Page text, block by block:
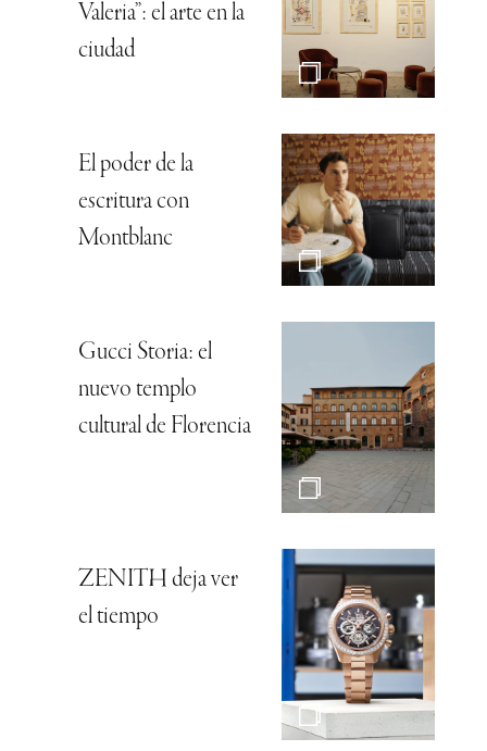
Valeria”: el arte en la
ciudad
El poder de la
escritura con
Montblanc
Gucci Storia: el
nuevo templo
cultural de Florencia
ZENITH deja ver
el tiempo